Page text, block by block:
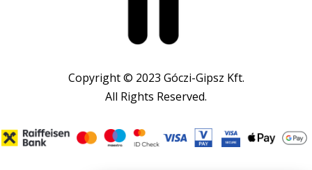
Copyright © 2023 Góczi-Gipsz Kft.
All Rights Reserved.